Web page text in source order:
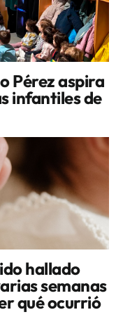
Pérez aspira
infantiles de
hallado
semanas
qué ocurrió